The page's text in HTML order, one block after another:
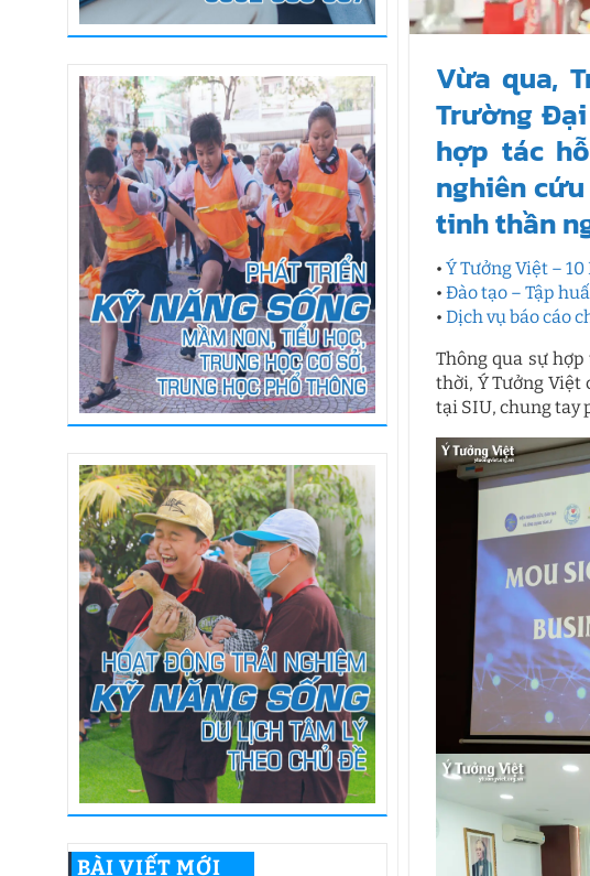
BÀI VIẾT MỚI
Vừa qua,
Trường
hợp tác
nghiên
tinh thần
•Ý Tưởng Việt –
•Đào tạo – Tập
•Dịch vụ báo cáo
Thông qua sự
thời, Ý Tưởng
tại SIU, chung tay